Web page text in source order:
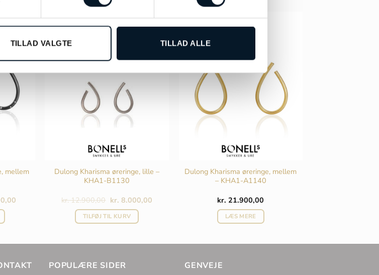
TILLAD VALGTE TILLAD ALLE
mellem
Dulong Kharisma øreringe, lille –
KHA1-B1130
kr.12.900,00 Den
oprindelige
pris
var:
kr. 8.000,00Den
TILFØJ TIL KURV
Dulong Kharisma øreringe, mellem
– KHA1-A1140
kr. 21.900,00
LÆS MERE
POPULÆRE SIDER GENVEJE